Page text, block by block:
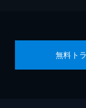
無料ト